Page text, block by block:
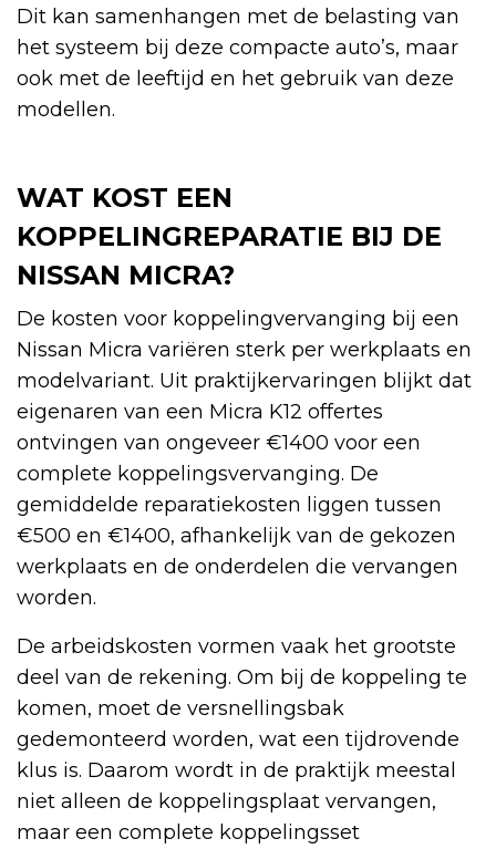
Dit kan samenhangen met de belasting van
het systeem bij deze compacte auto’s, maar
ook met de leeftijd en het gebruik van deze
modellen.
WAT KOST EEN
KOPPELINGREPARATIE BIJ DE
NISSAN MICRA?
De kosten voor koppelingvervanging bij een
Nissan Micra variëren sterk per werkplaats en
modelvariant. Uit praktijkervaringen blijkt dat
eigenaren van een Micra K12 offertes
ontvingen van ongeveer €1400 voor een
complete koppelingsvervanging. De
gemiddelde reparatiekosten liggen tussen
€500 en €1400, afhankelijk van de gekozen
werkplaats en de onderdelen die vervangen
worden.
De arbeidskosten vormen vaak het grootste
deel van de rekening. Om bij de koppeling te
komen, moet de versnellingsbak
gedemonteerd worden, wat een tijdrovende
klus is. Daarom wordt in de praktijk meestal
niet alleen de koppelingsplaat vervangen,
maar een complete koppelingsset